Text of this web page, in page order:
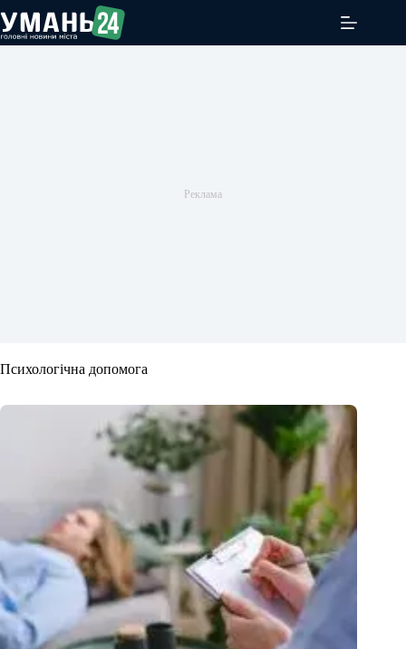
до
вмісту
Психологічна допомога